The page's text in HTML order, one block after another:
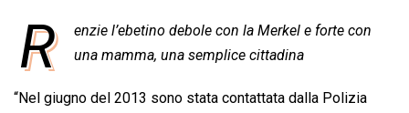
c
e
o
a
t
A
n
k
d
r
e
d
a
i
p
y
i
i
n
R
enzie l’ebetino debole con la Merkel e forte con
una mamma, una semplice cittadina
“Nel giugno del 2013 sono stata contattata dalla Polizia